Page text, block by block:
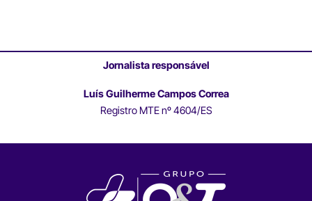
Jornalista responsável
Luís Guilherme Campos Correa
Registro MTE nº 4604/ES